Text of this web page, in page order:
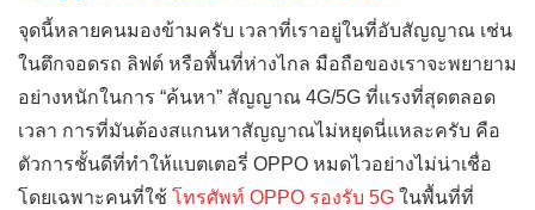
จุดนี้หลายคนมองข้ามครับ เวลาที่เราอยู่ในที่อับสัญญาณ เช่น
ในตึกจอดรถ ลิฟต์ หรือพื้นที่ห่างไกล มือถือของเราจะพยายาม
อย่างหนักในการ “ค้นหา” สัญญาณ 4G/5G ที่แรงที่สุดตลอด
เวลา การที่มันต้องสแกนหาสัญญาณไม่หยุดนี่แหละครับ คือ
ตัวการชั้นดีที่ทำให้แบตเตอรี่ OPPO หมดไวอย่างไม่น่าเชื่อ
โดยเฉพาะคนที่ใช้ โทรศัพท์ OPPO รองรับ 5G ในพื้นที่ที่